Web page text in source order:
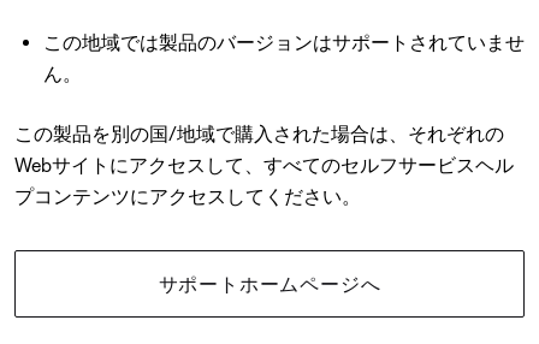
この地域では製品のバージョンはサポートされていませ
ん。
この製品を別の国/地域で購入された場合は、それぞれの
Webサイトにアクセスして、すべてのセルフサービスヘル
プコンテンツにアクセスしてください。
サポートホームページへ